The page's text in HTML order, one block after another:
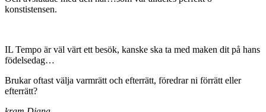
konstistensen.
IL Tempo är väl värt ett besök, kanske ska ta med maken dit på hans
födelsedag…
Brukar oftast välja varmrätt och efterrätt, föredrar ni förrätt eller
efterrätt?